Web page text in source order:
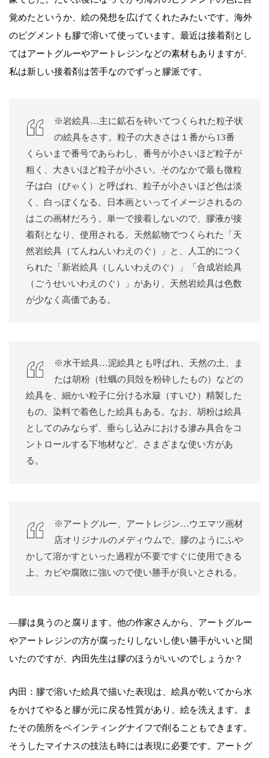
覚めたというか、絵の発想を広げてくれたみたいです。海外
のピグメントも膠で溶いて使っています。最近は接着剤とし
てはアートグルーやアートレジンなどの素材もありますが、
私は新しい接着剤は苦手なのでずっと膠派です。
※岩絵具…主に鉱石を砕いてつくられた粒子状
の絵具をさす。粒子の大きさは１番から13番
くらいまで番号であらわし、番号が小さいほど粒子が
粗く、大きいほど粒子が小さい。そのなかで最も微粒
子は白（びゃく）と呼ばれ、粒子が小さいほど色は淡
く、白っぽくなる。日本画といってイメージされるの
はこの画材だろう。単一で接着しないので、膠液が接
着剤となり、使用される。天然鉱物でつくられた「天
然岩絵具（てんねんいわえのぐ）」と、人工的につく
られた「新岩絵具（しんいわえのぐ）」「合成岩絵具
（ごうせいいわえのぐ）」があり、天然岩絵具は色数
が少なく高価である。
※水干絵具…泥絵具とも呼ばれ、天然の土、ま
たは胡粉（牡蠣の貝殻を粉砕したもの）などの
絵具を、細かい粒子に分ける水簸（すいひ）精製した
もの。染料で着色した絵具もある。なお、胡粉は絵具
としてのみならず、垂らし込みにおける滲み具合をコ
ントロールする下地材など、さまざまな使い方があ
る。
※アートグルー、アートレジン…ウエマツ画材
店オリジナルのメディウムで、膠のようにふや
かして溶かすといった過程が不要ですぐに使用できる
上、カビや腐敗に強いので使い勝手が良いとされる。
―膠は臭うのと腐ります。他の作家さんから、アートグルー
やアートレジンの方が腐ったりしないし使い勝手がいいと聞
いたのですが、内田先生は膠のほうがいいのでしょうか？
内田：膠で溶いた絵具で描いた表現は、絵具が乾いてから水
をかけてやると膠が元に戻る性質があり、絵を洗えます。ま
たその箇所をペインティングナイフで削ることもできます。
そうしたマイナスの技法も時には表現に必要です。アートグ